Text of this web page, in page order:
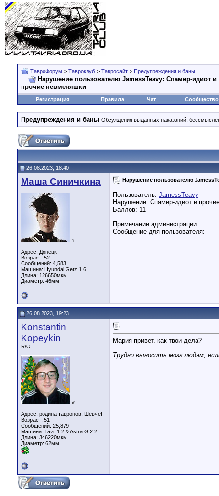
ТавроФорум > Тавроклуб > Тавросайт > Предупреждения и баны
Нарушение пользователю JamessTeavy: Спамер-идиот и
прочие невменяшки
Регистрация Правила Чат Сообщество
Предупреждения и баны Обсуждения выданных наказаний,
26.08.2023, 18:40
Маша Синичкина
♀
Адрес: Донецк
Возраст: 52
Сообщений: 4,583
Машина: Hyundai Getz 1.6
Длина: 126650мкм
Диаметр: 46мм
Нарушение пользователю
Пользователь: JamessTeavy
Нарушение: Спамер-идиот и
Баллов: 11
Примечание администрации:
Сообщение для пользователя:
26.08.2023, 19:23
Konstantin
Kopeykin
R/O
♂
Адрес: родина тавронов, ШевчеГ
Возраст: 51
Сообщений: 25,879
Машина: Tavr 1.2 & Astra G 2.2
Длина: 346220мкм
Диаметр: 62мм
Мария привет. как твои дела?
Трудно выносить мозг людям,